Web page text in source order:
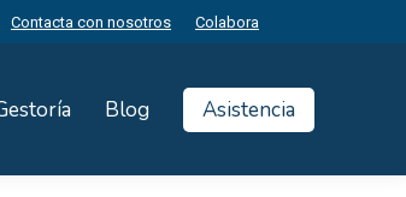
Contacta con nosotros Colabora
Blog Asistencia